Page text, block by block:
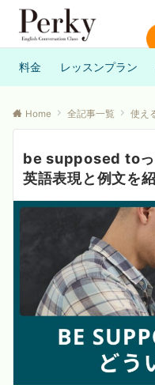
料金 レッスンプラン
Home 全記事一覧 使え
be supposed toっ
英語表現と例文を紹